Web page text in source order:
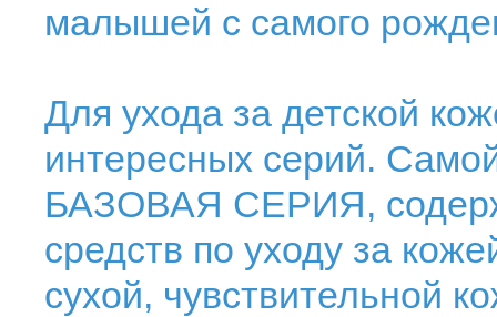
малышей с самого
Для ухода за детской
интересных серий.
БАЗОВАЯ СЕРИЯ,
средств по уходу за
сухой, чувствительной